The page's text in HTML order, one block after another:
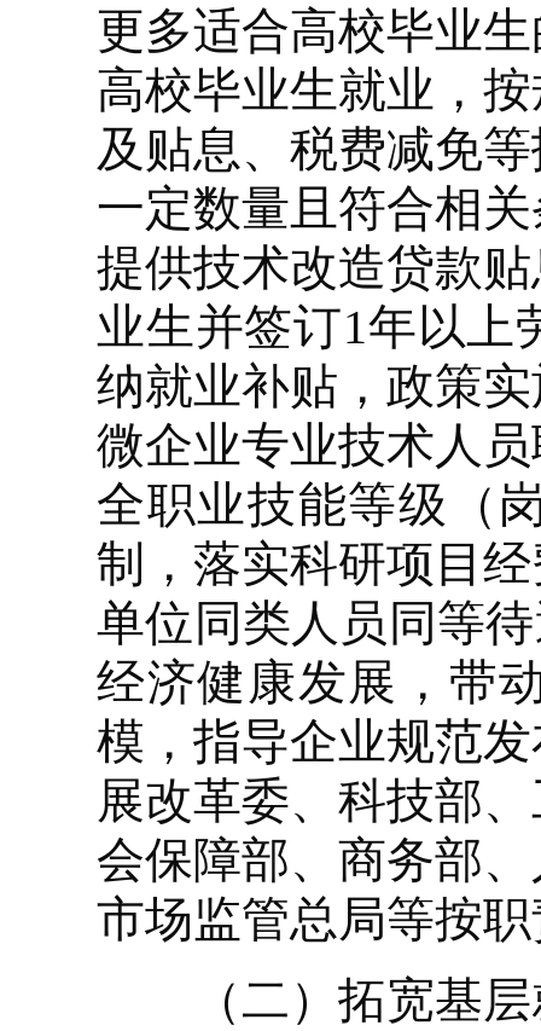
更多适合高校毕业
高校毕业生就业，
及贴息、税费减免
一定数量且符合相
提供技术改造贷款
业生并签订1年以上
纳就业补贴，政策
微企业专业技术人
全职业技能等级（
制，落实科研项目
单位同类人员同等
经济健康发展，带
模，指导企业规范
展改革委、科技部
会保障部、商务部
市场监管总局等按
（二）拓宽基层